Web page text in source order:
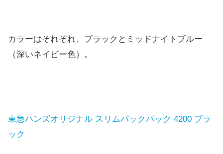
カラーはそれぞれ、ブラックとミッドナイトブルー
（深いネイビー色）。
東急ハンズオリジナル スリムバックパック 4200 ブラ
ック